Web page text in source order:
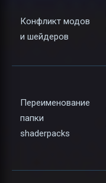
Конфликт модов
и шейдеров
Переименование
папки
shaderpacks